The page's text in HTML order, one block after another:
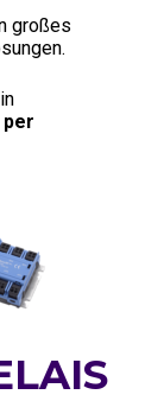
großes
per